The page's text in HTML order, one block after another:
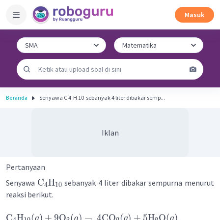
Masuk
Beranda Senyawa C 4 ​ H 10 ​ sebanyak 4 liter dibakar semp...
Iklan
Pertanyaan
Senyawa C4H10 sebanyak 4 liter dibakar sempurna menurut
reaksi berikut.